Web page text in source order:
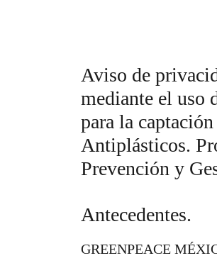
Aviso de
mediante el uso
para la
Antiplásticos.
Prevención y
Antecedentes.
GREENPEACE